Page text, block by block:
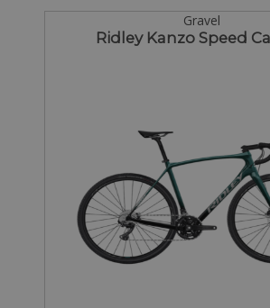
Gravel
Ridley Kanzo Speed